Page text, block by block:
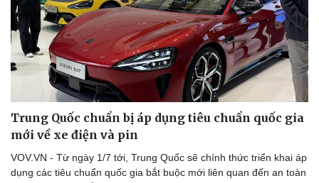
Thể thao
Bóng đá
Lịch thi đấu bóng đá
Thế giới thể thao
eSports
Ô tô - Xe máy
Ô tô
Xe máy
Tư vấn
Trung Quốc chuẩn bị áp dụng tiêu chuẩn quốc gia
mới về xe điện và pin
VOV.VN - Từ ngày 1/7 tới, Trung Quốc sẽ chính thức triển khai áp
dụng các tiêu chuẩn quốc gia bắt buộc mới liên quan đến an toàn